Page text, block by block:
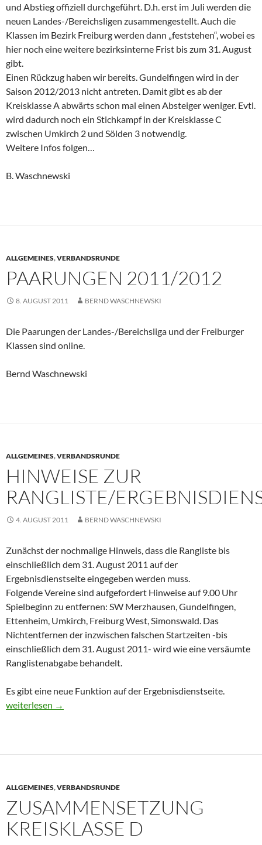
und Abstieg offiziell durchgeführt. D.h. erst im Juli werden die
neuen Landes-/Bereichsligen zusammengestellt. Auch die
Klassen im Bezirk Freiburg werden dann „feststehen“, wobei es
hier noch eine weitere bezirksinterne Frist bis zum 31. August
gibt.
Einen Rückzug haben wir bereits. Gundelfingen wird in der
Saison 2012/2013 nicht antreten. Damit gibt es ab der
Kreisklasse A abwärts schon mal einen Absteiger weniger. Evtl.
wird dadurch noch ein Stichkampf in der Kreisklasse C
zwischen Umkirch 2 und Sölden 3 notwendig.
Weitere Infos folgen…
B. Waschnewski
ALLGEMEINES,VERBANDSRUNDE
PAARUNGEN 2011/2012
8. AUGUST 2011 BERND WASCHNEWSKI
Die Paarungen der Landes-/Bereichsliga und der Freiburger
Klassen sind online.
Bernd Waschnewski
ALLGEMEINES,VERBANDSRUNDE
HINWEISE ZUR
RANGLISTE/
4. AUGUST 2011 BERND WASCHNEWSKI
Zunächst der nochmalige Hinweis, dass die Rangliste bis
einschließlich dem 31. August 2011 auf der
Ergebnisdienstseite eingegeben werden muss.
Folgende Vereine sind aufgefordert Hinweise auf 9.00 Uhr
Spielbeginn zu entfernen: SW Merzhausen, Gundelfingen,
Ettenheim, Umkirch, Freiburg West, Simonswald. Das
Nichtentfernen der inzwischen falschen Startzeiten -bis
einschließlich dem 31. August 2011- wird wie eine versäumte
Ranglistenabgabe behandelt.
Es gibt eine neue Funktion auf der Ergebnisdienstseite.
Hinweise zur Rangliste/Ergebnisdienst
weiterlesen →
ALLGEMEINES,VERBANDSRUNDE
ZUSAMMENSETZUNG
KREISKLASSE D